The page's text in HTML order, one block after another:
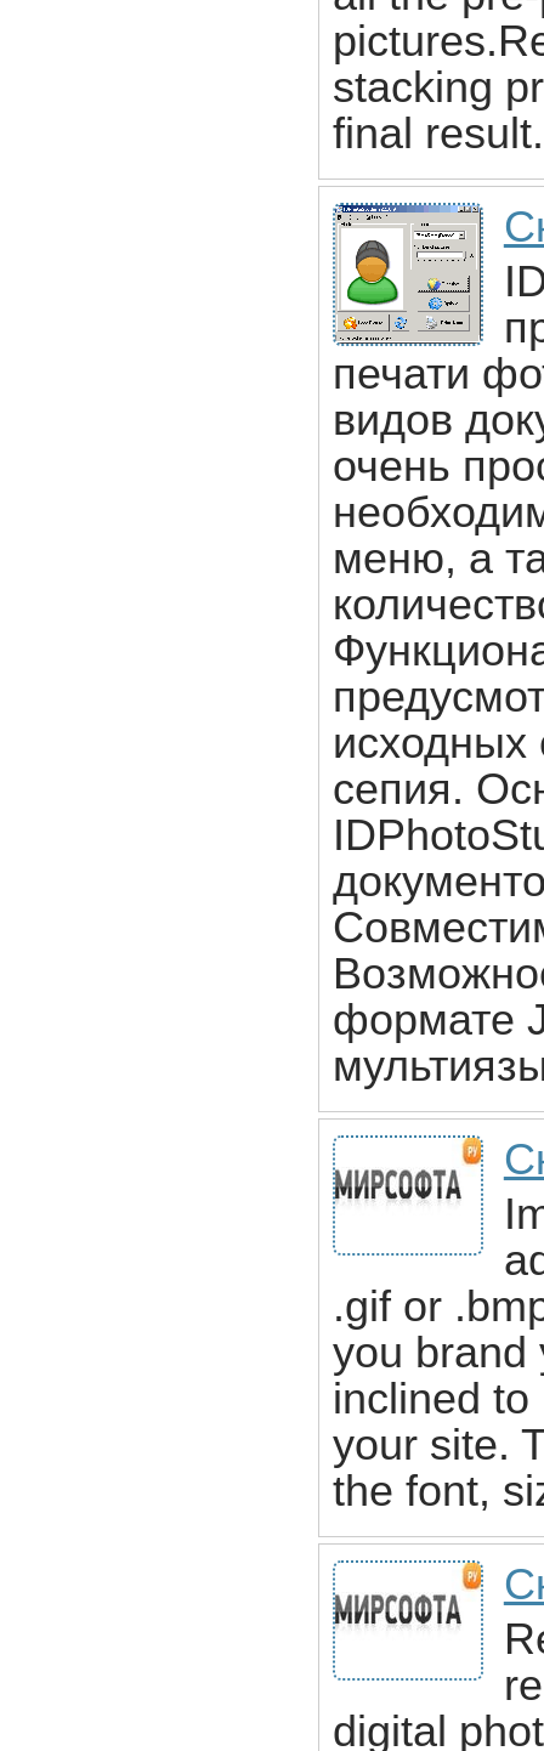
stacking
final
печати
видов
очень
меню, а
исходных
сепия.
формате
.gif or
you brand
inclined
your site.
the font,
digital